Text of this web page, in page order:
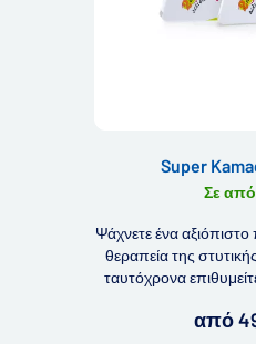
Super
Σε
Ψάχνετε ένα
θεραπεία της
ταυτόχρονα
σας ενδιαφέρει το
από